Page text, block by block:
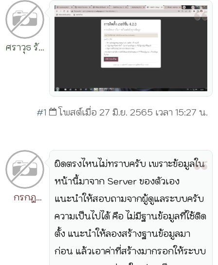
ศราวุธ รัก
#1 โพสต์เมื่อ 27 มิ.ย. 2565 เวลา 15:27 น.
กรกฎ
ผิดตรงไหนไม่ทราบครับ เพราะข้อมูลใน
หน้านี้มาจาก Server ของตัวเอง
แนะนำให้สอบถามจากผู้ดูแลระบบครับ
ความเป็นไปได้ คือ ไม่มีฐานข้อมูลที่ใช้ติด
ตั้ง แนะนำให้ลองสร้างฐานข้อมูลมา
ก่อน แล้วเอาค่าที่สร้างมากรอกให้ระบบ